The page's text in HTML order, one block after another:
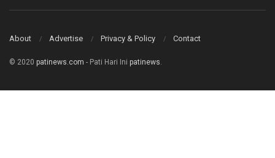
About Advertise Privacy & Policy Contact
© 2020 patinews.com - Pati Hari Ini patinews